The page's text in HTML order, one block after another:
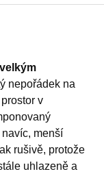
nepořádek na
v
menší
rušivě, protože
uhlazeně a